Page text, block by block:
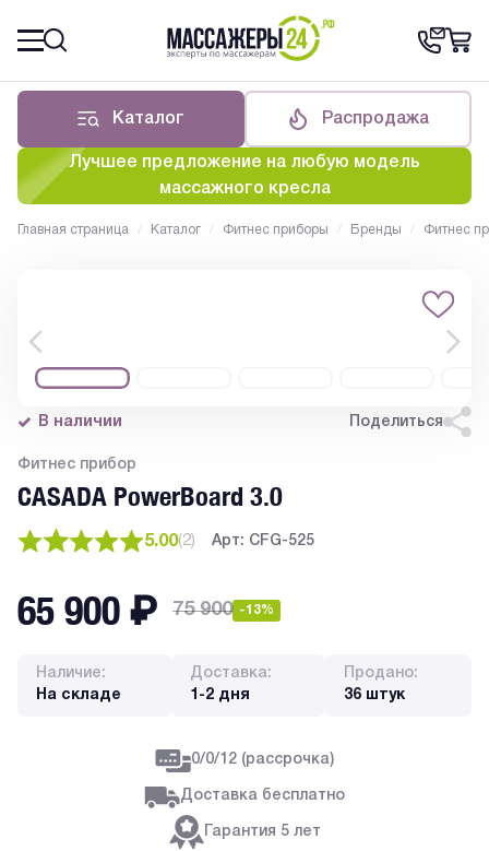
Каталог Распродажа
Лучшее предложение на любую модель
массажного кресла
Главная страница / Каталог / Фитнес приборы / Бренды / Фитнес
В наличии Поделиться
Фитнес прибор
CASADA PowerBoard 3.0
5.00(2) Арт: CFG-525
65 900 ₽ -13%
75 900
Наличие:
На складе
Доставка:
1-2 дня
Продано:
36 штук
0/0/12 (рассрочка)
Доставка бесплатно
Гарантия 5 лет